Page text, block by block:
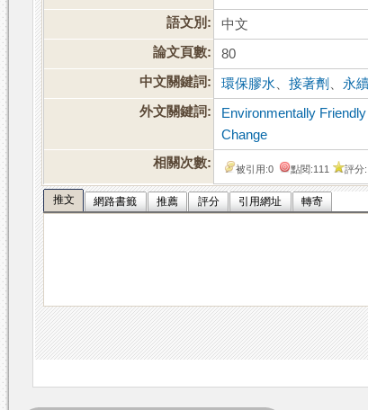
語文別:
中文
論文頁數:
80
中文關鍵詞:
環保膠水 、接著劑 永
外文關鍵詞:
Environmentally
Change
相關次數:
被引用:0 點閱:111 評分:
推文 網路書籤 推薦 評分 引用網址 轉寄